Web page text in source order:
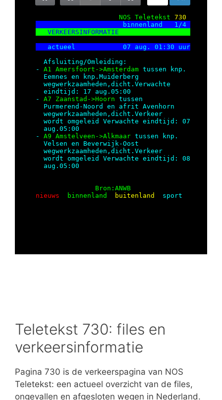
Teletekst 730: files en
verkeersinformatie
Pagina 730 is de verkeerspagina van NOS
Teletekst: een actueel overzicht van de files,
ongevallen en afgesloten wegen in Nederland.